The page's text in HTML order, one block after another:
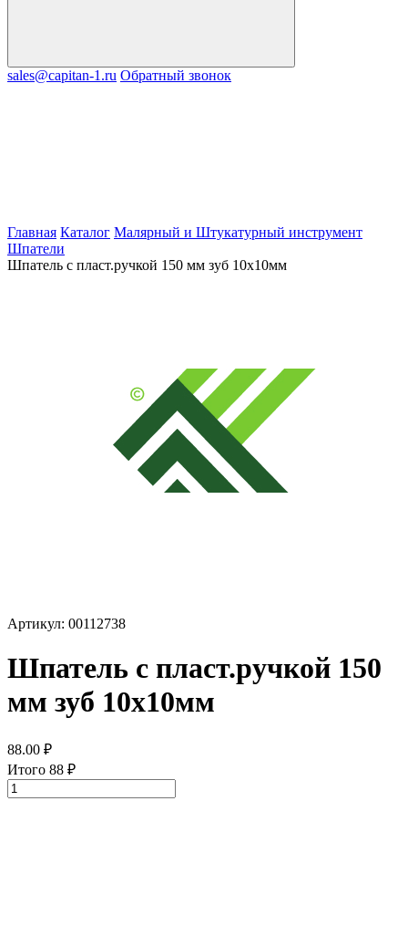
sales@capitan-1.ru Обратный звонок
Главная Каталог Малярный и Штукатурный инструмент
Шпатели
Шпатель с пласт.ручкой 150 мм зуб 10х10мм
Артикул: 00112738
Шпатель с пласт.ручкой 150
мм зуб 10х10мм
88.00 ₽
Итого 88 ₽